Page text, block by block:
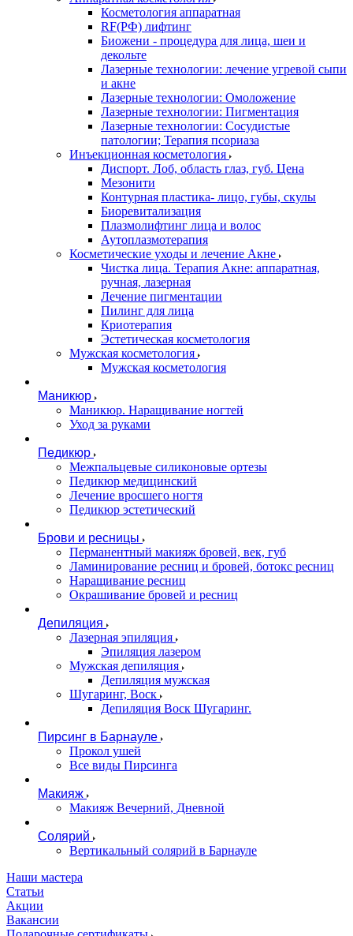
Косметология аппаратная
RF(РФ) лифтинг
Биожени - процедура для лица, шеи и
декольте
Лазерные технологии: лечение угревой сыпи
и акне
Лазерные технологии: Омоложение
Лазерные технологии: Пигментация
Лазерные технологии: Сосудистые
патологии; Терапия псориаза
Инъекционная косметология
Диспорт. Лоб, область глаз, губ. Цена
Мезонити
Контурная пластика- лицо, губы, скулы
Биоревитализация
Плазмолифтинг лица и волос
Аутоплазмотерапия
Косметические уходы и лечение Акне
Чистка лица. Терапия Акне: аппаратная,
ручная, лазерная
Лечение пигментации
Пилинг для лица
Криотерапия
Эстетическая косметология
Мужская косметология
Мужская косметология
Маникюр
Маникюр. Наращивание ногтей
Уход за руками
Педикюр
Межпальцевые силиконовые ортезы
Педикюр медицинский
Лечение вросшего ногтя
Педикюр эстетический
Брови и ресницы
Перманентный макияж бровей, век, губ
Ламинирование ресниц и бровей, бoтoкс ресниц
Наращивание ресниц
Окрашивание бровей и ресниц
Депиляция
Лазерная эпиляция
Эпиляция лазером
Мужская депиляция
Депиляция мужская
Шугаринг, Воск
Депиляция Воск Шугаринг.
Пирсинг в Барнауле
Прокол ушей
Все виды Пирсинга
Макияж
Макияж Вечерний, Дневной
Солярий
Вертикальный солярий в Барнауле
Наши мастера
Статьи
Акции
Вакансии